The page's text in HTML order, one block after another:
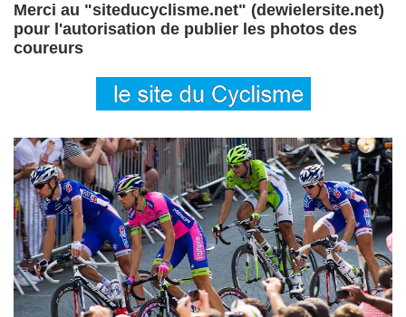
Merci au "siteducyclisme.net" (dewielersite.net)
pour l'autorisation de publier les photos des
coureurs